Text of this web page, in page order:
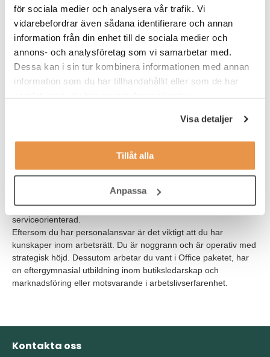
för sociala medier och analysera vår trafik. Vi
vidarebefordrar även sådana identifierare och annan
information från din enhet till de sociala medier och
annons- och analysföretag som vi samarbetar med.
Dessa kan i sin tur kombinera informationen med annan
information som du har tillhandahållit eller som de har
Visa detaljer
Tillåt alla
Anpassa
Vi söker dig som tidigare har arbetat som butikschef med
erfarenhet av personalledning, marknadsföring och utveckling
kan visa upp goda resultat av skapad tillväxt och lönsamhet och
har kanske arbetat i en större organisation där strategier, att
lägga budget, forecast och att rapportera till utländska ägare
inte känns främmande för dig. Det är ett stort plus om du har en
Vi ser gärna att du har erfarenhet av influence marketing och
digitala plattformar som ger maximal exponering.
Som person är du kommunikativ, har hög servicekänsla och är
verksamheten för att nå uppsatta mål. Du har ett högt
engagemang, gillar att arbeta målfokuserad och är
serviceorienterad.
Eftersom du har personalansvar är det viktigt att du har
kunskaper inom arbetsrätt. Du är noggrann och är operativ med
strategisk höjd. Dessutom arbetar du vant i Office paketet, har
en eftergymnasial utbildning inom butiksledarskap och
marknadsföring eller motsvarande i arbetslivserfarenhet.
Kontakta oss